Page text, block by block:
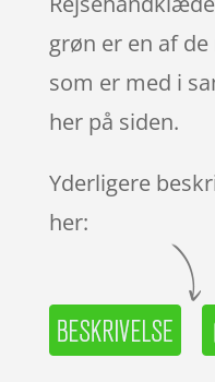
grøn er en af
som er med i
her på siden.
Yderligere
her: